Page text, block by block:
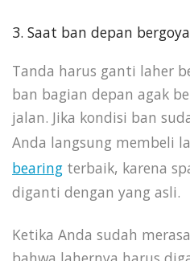
3. Saat ban depan
Tanda harus ganti laher
ban bagian depan agak
jalan. Jika kondisi ban
Anda langsung membeli
bearing terbaik, karena
diganti dengan yang asli.
Ketika Anda sudah